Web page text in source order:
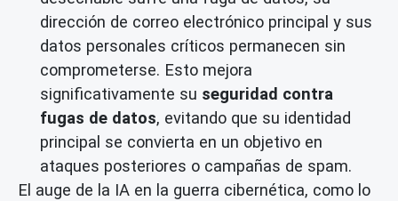
dirección de correo electrónico principal y sus
datos personales críticos permanecen sin
comprometerse. Esto mejora
significativamente su seguridad contra
fugas de datos, evitando que su identidad
principal se convierta en un objetivo en
ataques posteriores o campañas de spam.
El auge de la IA en la guerra cibernética, como lo